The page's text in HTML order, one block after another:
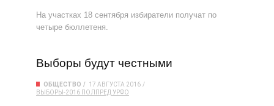
На участках 18 сентября избиратели получат по
четыре бюллетеня.
Выборы будут честными
ОБЩЕСТВО
17 АВГУСТА 2016
ВЫБОРЫ-2016 ПОЛПРЕД УРФО